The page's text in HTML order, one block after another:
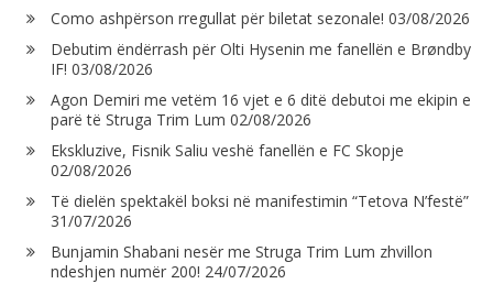
Como ashpërson rregullat për biletat sezonale! 03/08/2026
Debutim ëndërrash për Olti Hysenin me fanellën e Brøndby
IF! 03/08/2026
Agon Demiri me vetëm 16 vjet e 6 ditë debutoi me ekipin e
parë të Struga Trim Lum 02/08/2026
Ekskluzive, Fisnik Saliu veshë fanellën e FC Skopje
02/08/2026
Të dielën spektakël boksi në manifestimin “Tetova N’festë”
31/07/2026
Bunjamin Shabani nesër me Struga Trim Lum zhvillon
ndeshjen numër 200! 24/07/2026